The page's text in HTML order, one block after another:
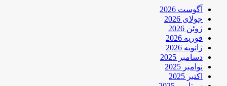
آگوست 2026
جولای 2026
ژوئن 2026
فوریه 2026
ژانویه 2026
دسامبر 2025
نوامبر 2025
اکتبر 2025